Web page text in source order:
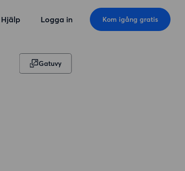
Hjälp Logga in Kom igång gratis
Gatuvy